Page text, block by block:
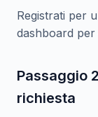
Registrati per
dashboard
Passaggio
richiesta